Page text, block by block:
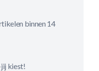
binnen 14
kiest!